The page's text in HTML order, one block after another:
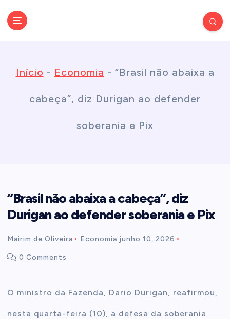
Início - Economia - “Brasil não abaixa a
cabeça”, diz Durigan ao defender
soberania e Pix
“Brasil não abaixa a cabeça”, diz
Durigan ao defender soberania e Pix
Mairim de Oliveira Economia junho 10, 2026
0 Comments
O ministro da Fazenda, Dario Durigan, reafirmou,
nesta quarta-feira (10), a defesa da soberania